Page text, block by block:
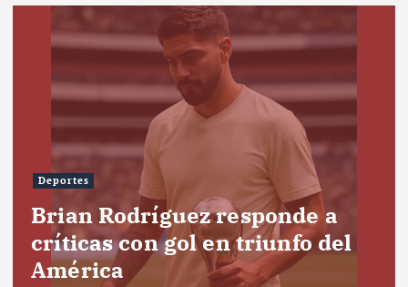
Deportes
Brian Rodríguez responde a
críticas con gol en triunfo del
América